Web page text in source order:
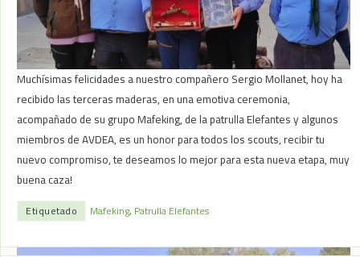
Muchísimas felicidades a nuestro compañero Sergio Mollanet, hoy ha
recibido las terceras maderas, en una emotiva ceremonia,
acompañado de su grupo Mafeking, de la patrulla Elefantes y algunos
miembros de AVDEA, es un honor para todos los scouts, recibir tu
nuevo compromiso, te deseamos lo mejor para esta nueva etapa, muy
buena caza!
Etiquetado Mafeking, Patrulla Elefantes